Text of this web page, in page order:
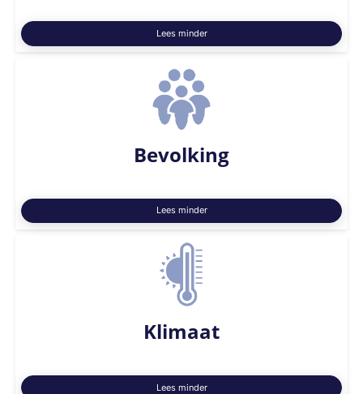
Lees minder
Bevolking
Lees minder
Klimaat
Lees minder